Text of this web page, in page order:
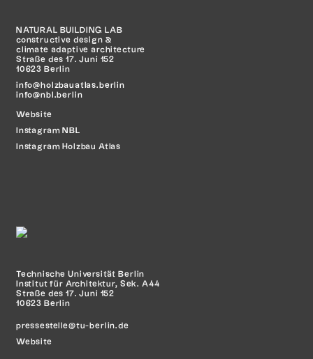
NATURAL BUILDING LAB
constructive design &
climate adaptive architecture
Straße des 17. Juni 152
10623 Berlin
info@holzbauatlas.berlin
info@nbl.berlin
Website
Instagram NBL
Instagram Holzbau Atlas
Technische Universität Berlin
Institut für Architektur, Sek. A44
Straße des 17. Juni 152
10623 Berlin
pressestelle@tu-berlin.de
Website